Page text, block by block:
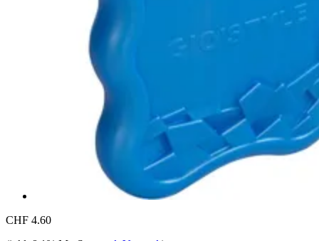
CHF 4.60